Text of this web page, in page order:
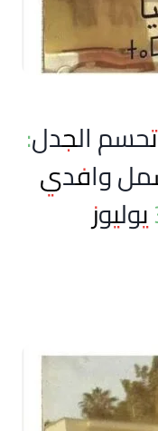
تحسم الجدل:
وافدي